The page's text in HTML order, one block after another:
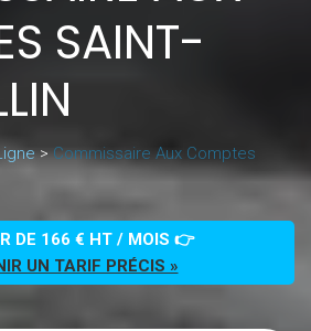
SAINT-
>Commissaire Aux Comptes
DE 166 € HT / MOIS 👉
UN TARIF PRÉCIS »